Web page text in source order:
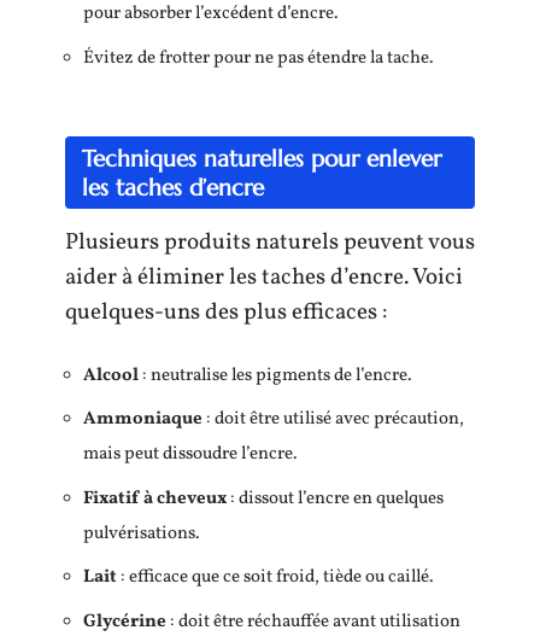
pour absorber l’excédent d’encre.
Évitez de frotter pour ne pas étendre la tache.
Techniques naturelles pour enlever
les taches d’encre
Plusieurs produits naturels peuvent vous
aider à éliminer les taches d’encre. Voici
quelques-uns des plus efficaces :
Alcool: neutralise les pigments de l’encre.
Ammoniaque : doit être utilisé avec précaution,
mais peut dissoudre l’encre.
Fixatif à cheveux: dissout l’encre en quelques
pulvérisations.
Lait: efficace que ce soit froid, tiède ou caillé.
Glycérine : doit être réchauffée avant utilisation